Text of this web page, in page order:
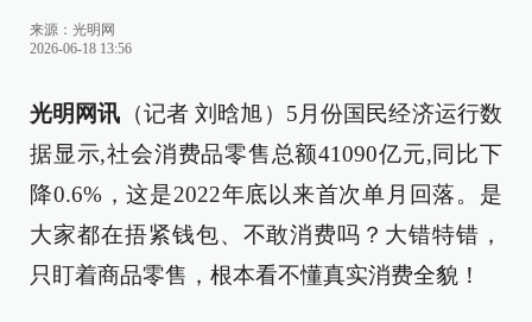
来源： 光明网
2026-06-18 13:56
光明网讯 （记者 刘晗旭）5月份国民经济运行数
据显示,社会消费品零售总额41090亿元,同比下
降0.6%，这是2022年底以来首次单月回落。是
大家都在捂紧钱包、不敢消费吗？大错特错，
只盯着商品零售，根本看不懂真实消费全貌！